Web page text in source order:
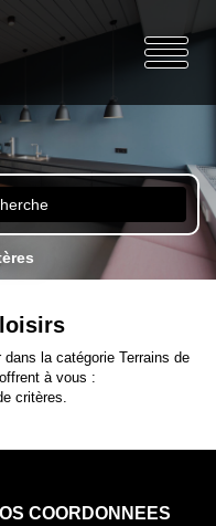
la catégorie Terrains de
à vous :
critères.
COORDONNÉES